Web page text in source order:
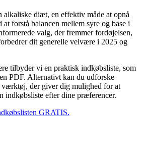
alkaliske diæt, en effektiv måde at opnå
forstå balancen mellem syre og base i
valg, der fremmer fordøjelsen,
dit generelle velvære i 2025 og
tilbyder vi en praktisk indkøbsliste, som
PDF. Alternativt kan du udforske
værktøj, der giver dig mulighed for at
indkøbsliste efter dine præferencer.
GRATIS.